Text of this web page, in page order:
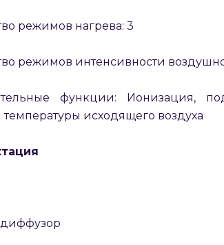
режимов нагрева: 3
режимов интенсивности
функции: Ионизация,
температуры исходящего воздуха